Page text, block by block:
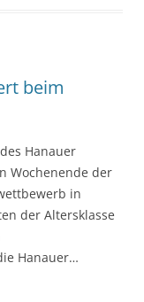
beim
Hanauer
Wochenende der
in
der Altersklasse
Hanauer…